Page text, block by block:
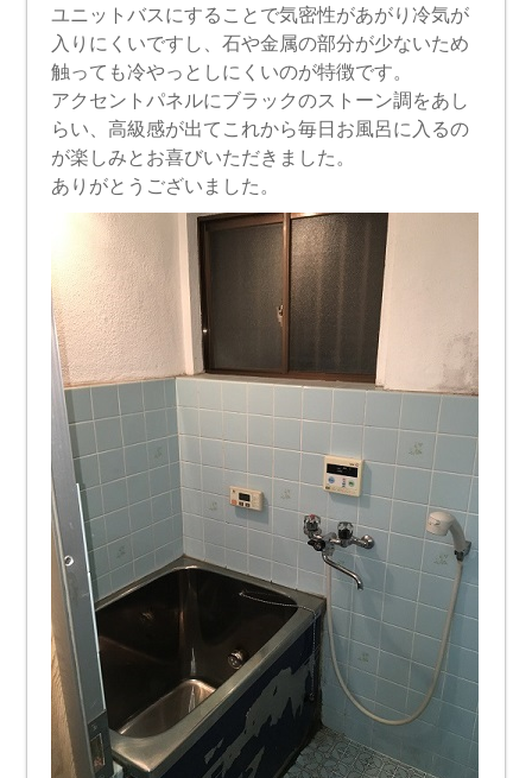
ユニットバスにすることで気密性があがり冷気が
入りにくいですし、石や金属の部分が少ないため
触っても冷やっとしにくいのが特徴です。
アクセントパネルにブラックのストーン調をあし
らい、高級感が出てこれから毎日お風呂に入るの
が楽しみとお喜びいただきました。
ありがとうございました。